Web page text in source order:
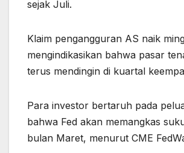
sejak Juli.
Klaim pengangguran AS naik
mengindikasikan bahwa pasar
terus mendingin di kuartal
Para investor bertaruh pada
bahwa Fed akan memangkas
bulan Maret, menurut CME